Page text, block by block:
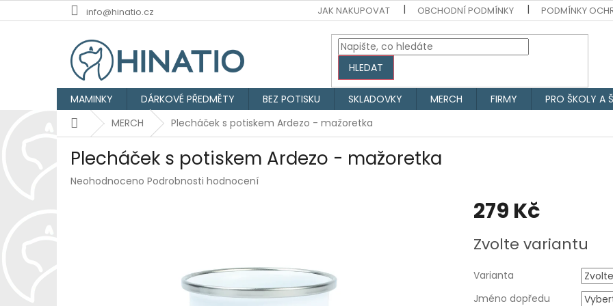
na
info@hinatio.cz JAK NAKUPOVAT OBCHODNÍ PODMÍNKY PODMÍNKY
HLEDAT
MAMINKY DÁRKOVÉ PŘEDMĚTY BEZ POTISKU SKLADOVKY MERCH FIRMY PRO ŠKOLY A
DomůMERCH Plecháček s potiskem Ardezo - mažoretka
Plecháček s potiskem Ardezo - mažoretka
Průměrné
Neohodnoceno Podrobnosti hodnocení
279 Kč
cena:
Zvolte variantu
Varianta
Jméno dopředu